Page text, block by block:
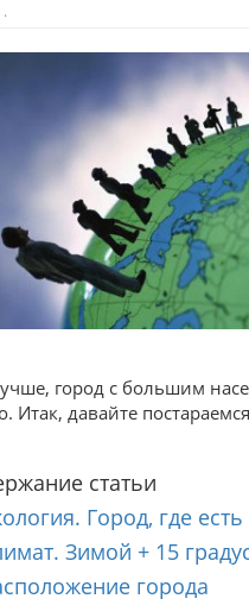
.
город с большим
Итак, давайте
статьи
Город, где
Зимой + 15
города